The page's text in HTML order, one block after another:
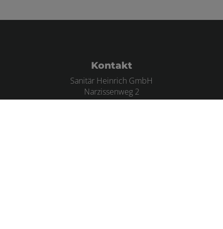
Kontakt
Sanitär Heinrich GmbH
Narzissenweg 2
89129 Langenau